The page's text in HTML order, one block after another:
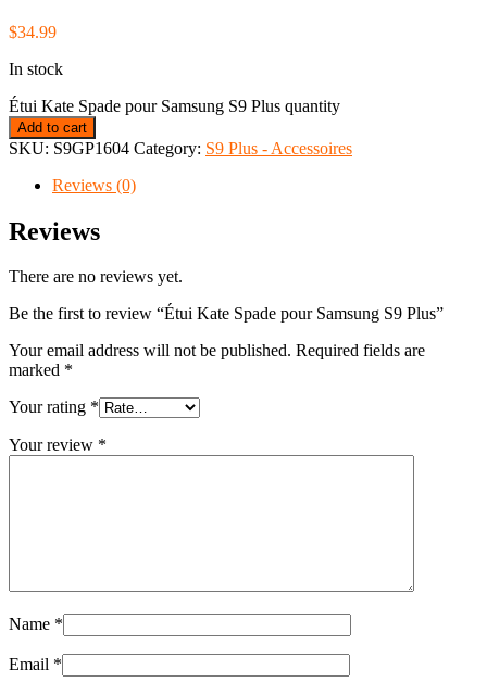
$34.99
In stock
Étui Kate Spade pour Samsung S9 Plus quantity
Add to cart
SKU: S9GP1604 Category: S9 Plus - Accessoires
Reviews (0)
Reviews
There are no reviews yet.
Be the first to review “Étui Kate Spade pour Samsung S9 Plus”
Your email address will not be published. Required fields are
marked *
Your rating *
Your review *
Name *
Email *